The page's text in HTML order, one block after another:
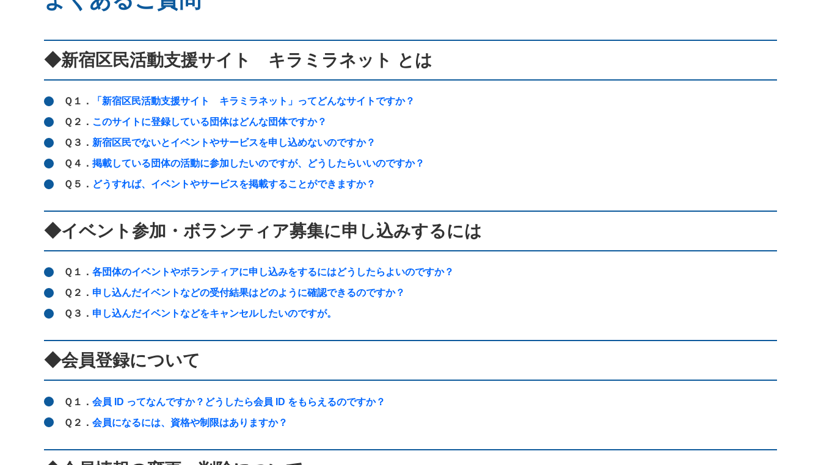
◆新宿区民活動支援サイト キラミラネット とは
Ｑ１．
「新宿区民活動支援サイト キラミラネット」ってどんなサイトですか？
Ｑ２． このサイトに登録している団体はどんな団体ですか？
Ｑ３． 新宿区民でないとイベントやサービスを申し込めないのですか？
Ｑ４． 掲載している団体の活動に参加したいのですが、どうしたらいいのですか？
Ｑ５． どうすれば、イベントやサービスを掲載することができますか？
◆イベント参加・ボランティア募集に申し込みするには
Ｑ１． 各団体のイベントやボランティアに申し込みをするにはどうしたらよいのですか？
Ｑ２． 申し込んだイベントなどの受付結果はどのように確認できるのですか？
Ｑ３． 申し込んだイベントなどをキャンセルしたいのですが。
◆会員登録について
Ｑ１． 会員 ID ってなんですか？どうしたら会員 ID をもらえるのですか？
Ｑ２． 会員になるには、資格や制限はありますか？